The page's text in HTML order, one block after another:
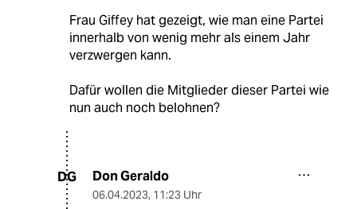
Frau Giffey hat gezeigt, wie man eine Partei
innerhalb von wenig mehr als einem Jahr
verzwergen kann.
Dafür wollen die Mitglieder dieser Partei wie
nun auch noch belohnen?
DG Don Geraldo
06.04.2023, 11:23 Uhr